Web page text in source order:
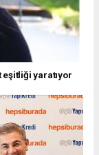
eşitliği yaratıyor